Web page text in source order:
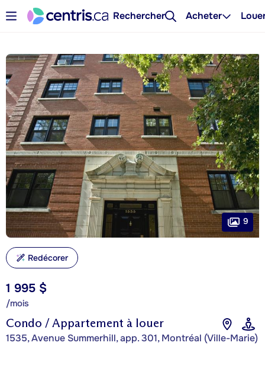
Rechercher Acheter
Condo / Appartement à louer
1535, Avenue Summerhill, app. 301, Montréal (Ville-Marie)
1 995 $
/mois
9
Redécorer